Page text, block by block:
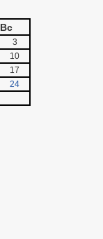
Вс
3
10
17
24